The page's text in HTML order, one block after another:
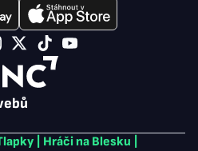
Hráči na Blesku